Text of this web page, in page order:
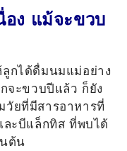
ง แม้จะขวบ
กได้ดื่มนมแม่อย่าง
จะขวบปีแล้ว ก็ยัง
ยที่มีสารอาหารที่
ละบีแล็กทิส ที่พบได้
ต้น